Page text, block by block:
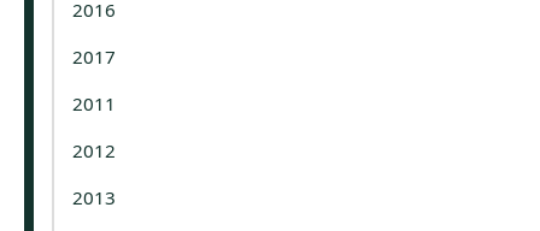
2016
2017
2011
2012
2013